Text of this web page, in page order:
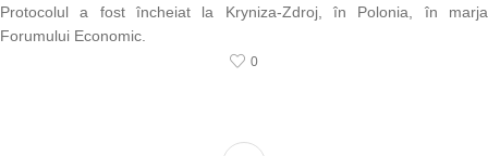
Protocolul a fost încheiat la Kryniza-Zdroj, în Polonia, în marja
Forumului Economic.
0